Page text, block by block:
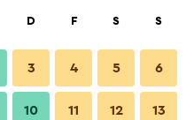
D F S S
3 4 5 6
10 11 12 13